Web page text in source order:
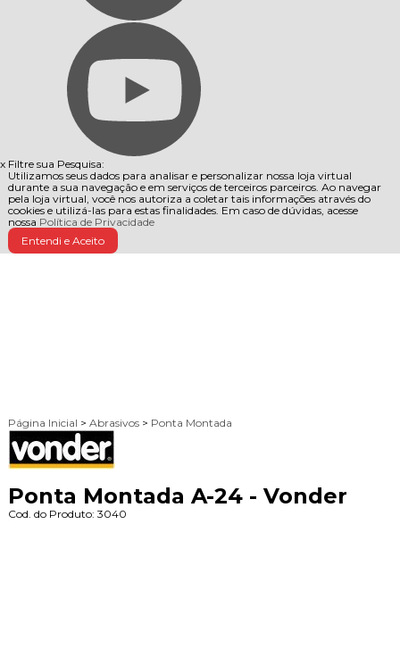
x Filtre sua Pesquisa:
Utilizamos seus dados para analisar e personalizar nossa loja virtual
durante a sua navegação e em serviços de terceiros parceiros. Ao navegar
pela loja virtual, você nos autoriza a coletar tais informações através do
cookies e utilizá-las para estas finalidades. Em caso de dúvidas, acesse
nossa Política de Privacidade
Entendi e Aceito
Página Inicial > Abrasivos > Ponta Montada
Ponta Montada A-24 - Vonder
Cod. do Produto: 3040